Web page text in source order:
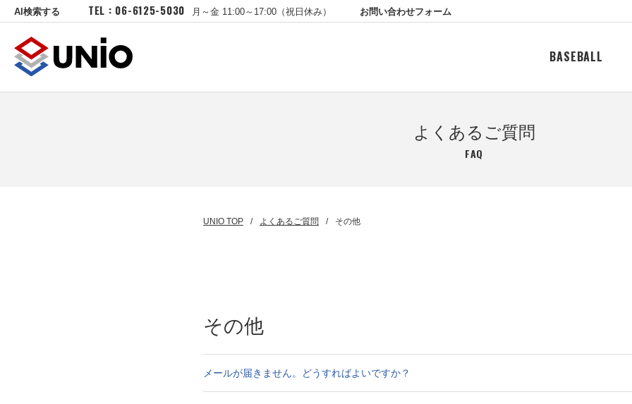
AI検索する TEL : 06-6125-5030 月～金 11:00～17:00（祝日休み） お問い合わせフォーム
BASEBALL
よくあるご質問
FAQ
UNIO TOP よくあるご質問 その他
その他
メールが届きません。どうすればよいですか？